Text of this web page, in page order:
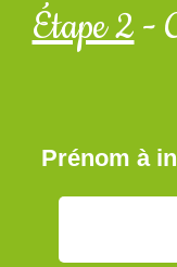
Étape 2-
Prénom à